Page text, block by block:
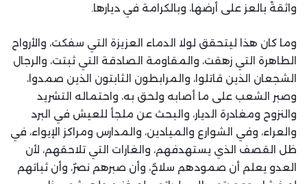
واثقةً بالعز على أرضها، وبالكرامة في ديارها.
وما كان هذا ليتحقق لولا الدماء العزيزة التي سفكت، والأرواح
الطاهرة التي زهقت، والمقاومة الصادقة التي ثبتت، والرجال
الشجعان الذين قاتلوا، والمرابطون الثابتون الذين صمدوا،
وصبر الشعب على ما أصابه ولحق به، واحتماله التشريد
والنزوح ومغادرة الديار، والبحث عن ملجأ للعيش في البرد
والعراء، وفي الشوارع والميادين، والمدارس ومراكز الإيواء، في
ظل القصف الذي يستهدفهم، والغارات التي تلاحقهم، لأن
العدو يعلم أن صمودهم سلاحٌ، وأن صبرهم نصرٌ، وأن ثباتهم